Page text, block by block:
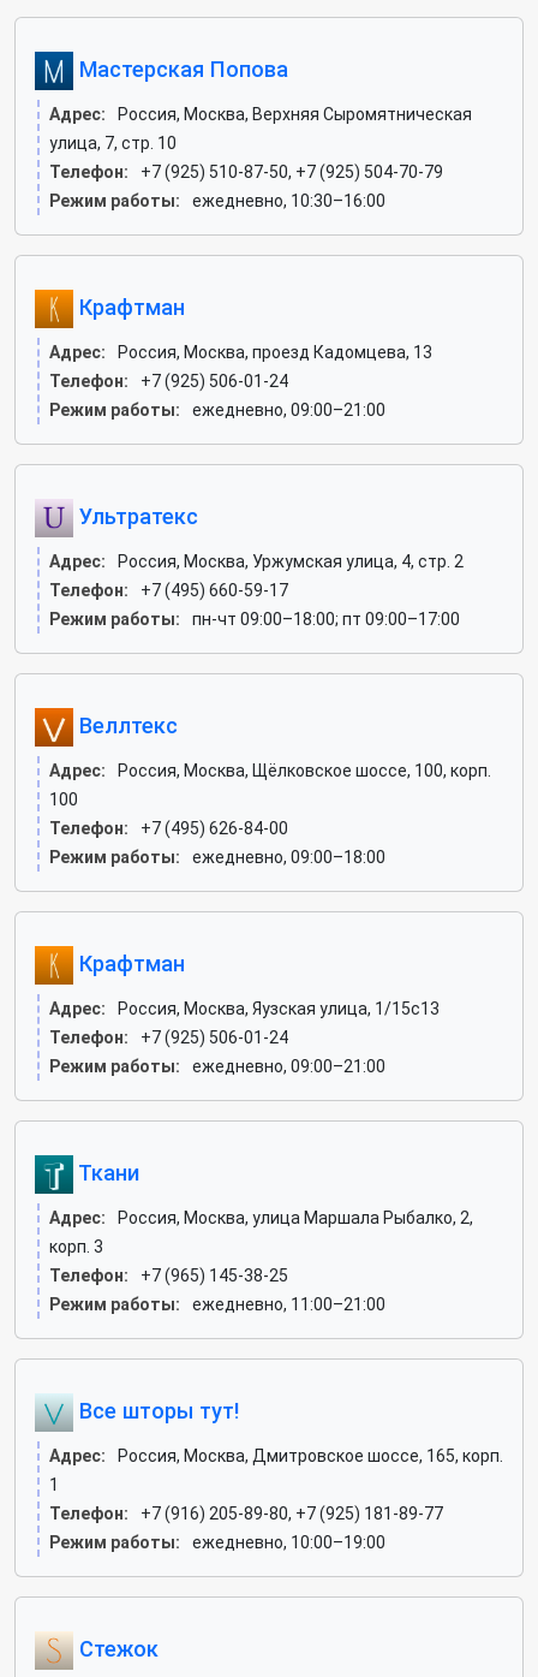
Мастерская Попова
Адрес:
Россия, Москва, Верхняя Сыромятническая
улица, 7, стр. 10
Телефон:
+7 (925) 510-87-50, +7 (925) 504-70-79
Режим работы:
ежедневно, 10:30–16:00
Крафтман
Адрес:
Россия, Москва, проезд Кадомцева, 13
Телефон:
+7 (925) 506-01-24
Режим работы:
ежедневно, 09:00–21:00
Ультратекс
Адрес:
Россия, Москва, Уржумская улица, 4, стр. 2
Телефон:
+7 (495) 660-59-17
Режим работы:
пн-чт 09:00–18:00; пт 09:00–17:00
Веллтекс
Адрес:
Россия, Москва, Щёлковское шоссе, 100, корп.
100
Телефон:
+7 (495) 626-84-00
Режим работы:
ежедневно, 09:00–18:00
Крафтман
Адрес:
Россия, Москва, Яузская улица, 1/15с13
Телефон:
+7 (925) 506-01-24
Режим работы:
ежедневно, 09:00–21:00
Ткани
Адрес:
Россия, Москва, улица Маршала Рыбалко, 2,
корп. 3
Телефон:
+7 (965) 145-38-25
Режим работы:
ежедневно, 11:00–21:00
Все шторы тут!
Адрес:
Россия, Москва, Дмитровское шоссе, 165, корп.
1
Телефон:
+7 (916) 205-89-80, +7 (925) 181-89-77
Режим работы:
ежедневно, 10:00–19:00
Стежок